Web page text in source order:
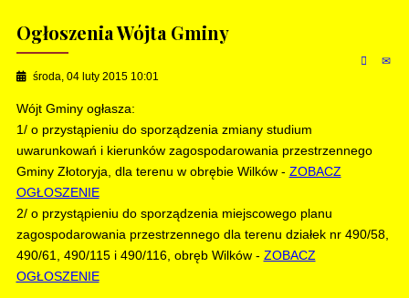
Ogłoszenia Wójta Gminy
środa, 04 luty 2015 10:01
Wójt Gminy ogłasza:
1/ o przystąpieniu do sporządzenia zmiany studium
uwarunkowań i kierunków zagospodarowania przestrzennego
Gminy Złotoryja, dla terenu w obrębie Wilków - ZOBACZ
OGŁOSZENIE
2/ o przystąpieniu do sporządzenia miejscowego planu
zagospodarowania przestrzennego dla terenu działek nr 490/58,
490/61, 490/115 i 490/116, obręb Wilków - ZOBACZ
OGŁOSZENIE